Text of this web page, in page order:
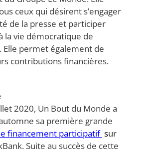
ceux qui désirent s’engager
de la presse et participer
la vie démocratique de
Elle permet également de
contributions financières.
2020, Un Bout du Monde a
sa première grande
financement participatif sur
Suite au succès de cette